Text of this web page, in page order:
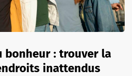
bonheur : trouver la
inattendus